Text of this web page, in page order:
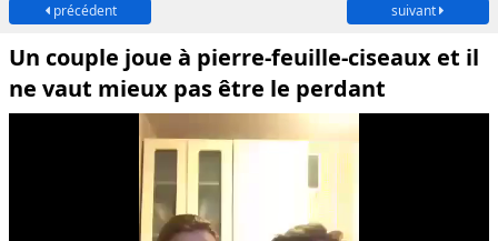
précédent suivant
Un couple joue à pierre-feuille-ciseaux et il
ne vaut mieux pas être le perdant